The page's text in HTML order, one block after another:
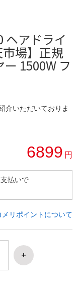
ヘアドライ
場】正規
1500W フ
介いただいておりま
6899 円
払いで
メリポイントについて